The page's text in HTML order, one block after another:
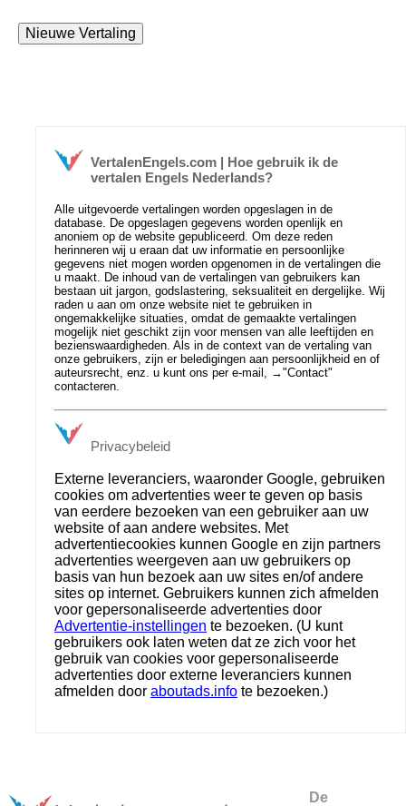
VertalenEngels.com | Hoe gebruik ik de
vertalen Engels Nederlands?
Alle uitgevoerde vertalingen worden opgeslagen in de
database. De opgeslagen gegevens worden openlijk en
anoniem op de website gepubliceerd. Om deze reden
herinneren wij u eraan dat uw informatie en persoonlijke
gegevens niet mogen worden opgenomen in de vertalingen die
u maakt. De inhoud van de vertalingen van gebruikers kan
bestaan uit jargon, godslastering, seksualiteit en dergelijke. Wij
raden u aan om onze website niet te gebruiken in
ongemakkelijke situaties, omdat de gemaakte vertalingen
mogelijk niet geschikt zijn voor mensen van alle leeftijden en
bezienswaardigheden. Als in de context van de vertaling van
onze gebruikers, zijn er beledigingen aan persoonlijkheid en of
auteursrecht, enz. u kunt ons per e-mail, →"Contact"
contacteren.
Privacybeleid
Externe leveranciers, waaronder Google, gebruiken
cookies om advertenties weer te geven op basis
van eerdere bezoeken van een gebruiker aan uw
website of aan andere websites. Met
advertentiecookies kunnen Google en zijn partners
advertenties weergeven aan uw gebruikers op
basis van hun bezoek aan uw sites en/of andere
sites op internet. Gebruikers kunnen zich afmelden
voor gepersonaliseerde advertenties door
Advertentie-instellingen te bezoeken. (U kunt
gebruikers ook laten weten dat ze zich voor het
gebruik van cookies voor gepersonaliseerde
advertenties door externe leveranciers kunnen
afmelden door aboutads.info te bezoeken.)
De